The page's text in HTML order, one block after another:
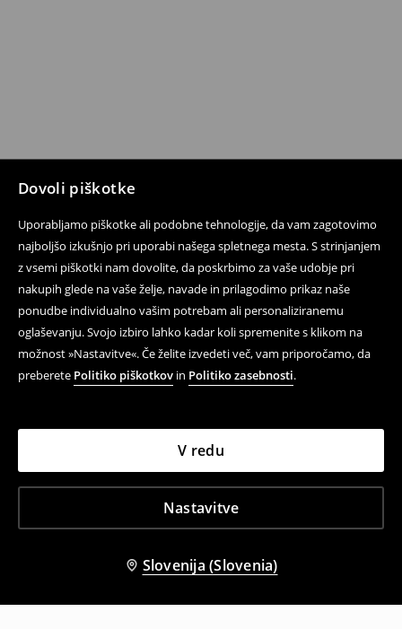
Dovoli piškotke
Uporabljamo piškotke ali podobne tehnologije, da vam zagotovimo
najboljšo izkušnjo pri uporabi našega spletnega mesta. S strinjanjem
z vsemi piškotki nam dovolite, da poskrbimo za vaše udobje pri
nakupih glede na vaše želje, navade in prilagodimo prikaz naše
ponudbe individualno vašim potrebam ali personaliziranemu
oglaševanju. Svojo izbiro lahko kadar koli spremenite s klikom na
možnost »Nastavitve«. Če želite izvedeti več, vam priporočamo, da
preberete Politiko piškotkov in Politiko zasebnosti.
Nastavitve
V redu
Slovenija (Slovenia)